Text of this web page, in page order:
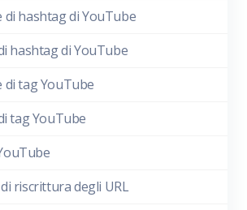
di hashtag di YouTube
hashtag di YouTube
di tag YouTube
tag YouTube
riscrittura degli URL